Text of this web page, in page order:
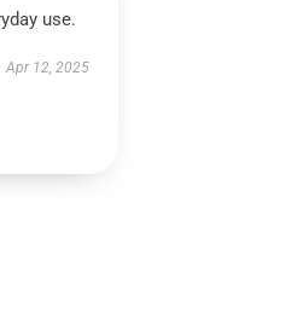
use.
Apr 12, 2025